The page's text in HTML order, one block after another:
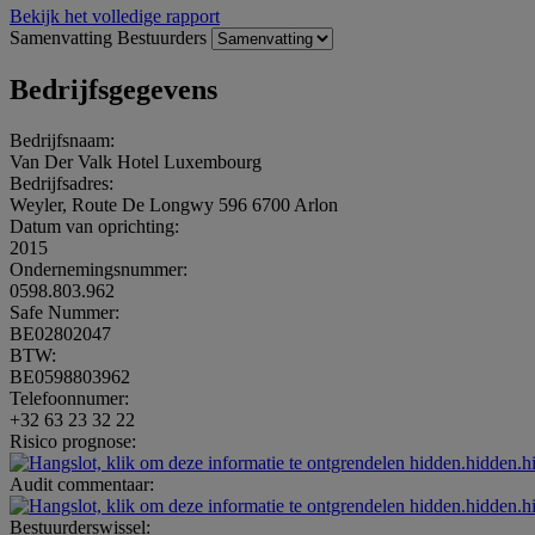
Bekijk het volledige rapport
Samenvatting Bestuurders
Bedrijfsgegevens
Bedrijfsnaam:
Van Der Valk Hotel Luxembourg
Bedrijfsadres:
Weyler, Route De Longwy 596 6700 Arlon
Datum van oprichting:
2015
Ondernemingsnummer:
0598.803.962
Safe Nummer:
BE02802047
BTW:
BE0598803962
Telefoonnumer:
+32 63 23 32 22
Risico prognose:
Audit commentaar:
Bestuurderswissel: